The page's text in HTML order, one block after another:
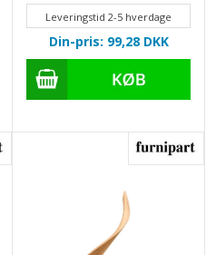
Leveringstid 2-5 hverdage
Din-pris: 99,28 DKK